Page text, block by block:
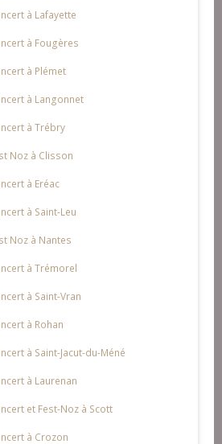
à Lafayette
à Fougères
à Plémet
à Langonnet
à Trébry
Noz à Clisson
à Eréac
à Saint-Leu
Noz à Nantes
à Trémorel
à Saint-Vran
à Rohan
à Saint-Jacut-du-Méné
à Laurenan
et Fest-Noz à Scott
à Crozon